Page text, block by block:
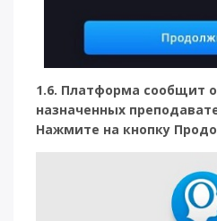
1.6. Платформа сообщит о
назначенных
Нажмите на кнопку